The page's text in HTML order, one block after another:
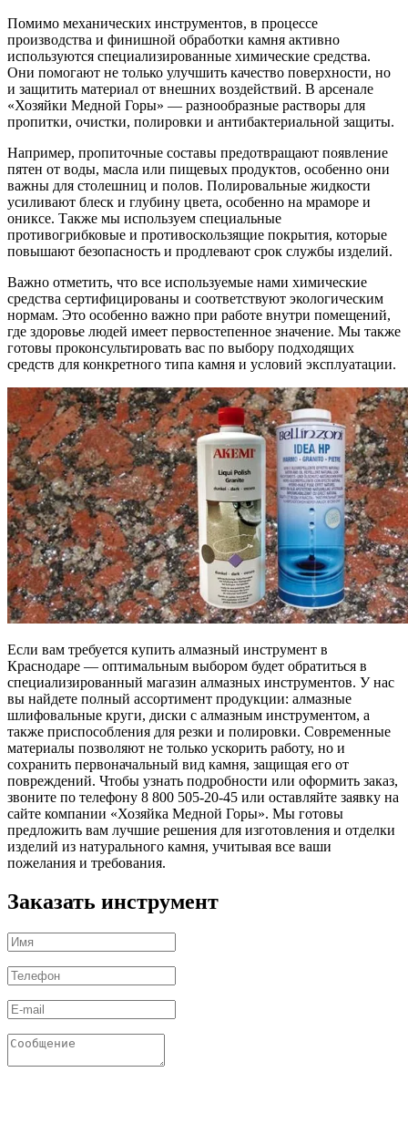
Помимо механических инструментов, в процессе
производства и финишной обработки камня активно
используются специализированные химические средства.
Они помогают не только улучшить качество поверхности, но
и защитить материал от внешних воздействий. В арсенале
«Хозяйки Медной Горы» — разнообразные растворы для
пропитки, очистки, полировки и антибактериальной защиты.
Например, пропиточные составы предотвращают появление
пятен от воды, масла или пищевых продуктов, особенно они
важны для столешниц и полов. Полировальные жидкости
усиливают блеск и глубину цвета, особенно на мраморе и
ониксе. Также мы используем специальные
противогрибковые и противоскользящие покрытия, которые
повышают безопасность и продлевают срок службы изделий.
Важно отметить, что все используемые нами химические
средства сертифицированы и соответствуют экологическим
нормам. Это особенно важно при работе внутри помещений,
где здоровье людей имеет первостепенное значение. Мы также
готовы проконсультировать вас по выбору подходящих
средств для конкретного типа камня и условий эксплуатации.
Если вам требуется купить алмазный инструмент в
Краснодаре — оптимальным выбором будет обратиться в
специализированный магазин алмазных инструментов. У нас
вы найдете полный ассортимент продукции: алмазные
шлифовальные круги, диски с алмазным инструментом, а
также приспособления для резки и полировки. Современные
материалы позволяют не только ускорить работу, но и
сохранить первоначальный вид камня, защищая его от
повреждений. Чтобы узнать подробности или оформить заказ,
звоните по телефону 8 800 505-20-45 или оставляйте заявку на
сайте компании «Хозяйка Медной Горы». Мы готовы
предложить вам лучшие решения для изготовления и отделки
изделий из натурального камня, учитывая все ваши
пожелания и требования.
Заказать инструмент